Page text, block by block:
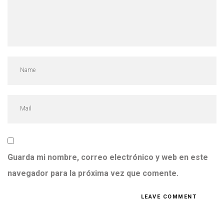
Guarda mi nombre, correo electrónico y web en este
navegador para la próxima vez que comente.